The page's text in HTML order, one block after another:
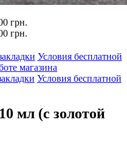
грн.
грн.
Условия бесплатной
магазина
Условия бесплатной
мл (с золотой